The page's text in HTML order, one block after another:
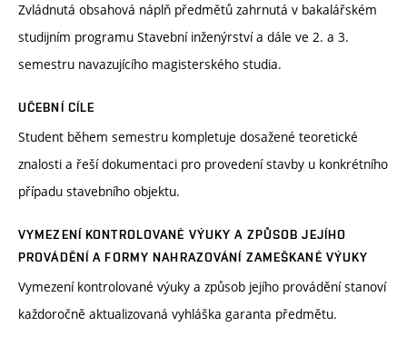
Zvládnutá obsahová náplň předmětů zahrnutá v bakalářském
studijním programu Stavební inženýrství a dále ve 2. a 3.
semestru navazujícího magisterského studia.
UČEBNÍ CÍLE
Student během semestru kompletuje dosažené teoretické
znalosti a řeší dokumentaci pro provedení stavby u konkrétního
případu stavebního objektu.
VYMEZENÍ KONTROLOVANÉ VÝUKY A ZPŮSOB JEJÍHO
PROVÁDĚNÍ A FORMY NAHRAZOVÁNÍ ZAMEŠKANÉ VÝUKY
Vymezení kontrolované výuky a způsob jejího provádění stanoví
každoročně aktualizovaná vyhláška garanta předmětu.